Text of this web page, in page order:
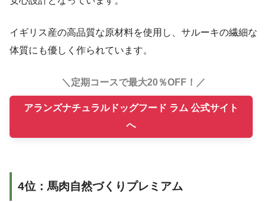
イギリス産の高品質な原材料を使用し、サルーキの繊細な
体質にも優しく作られています。
＼定期コースで最大20％OFF！／
アランズナチュラルドッグフード ラム 公式サイト
へ
4位：馬肉自然づくりプレミアム